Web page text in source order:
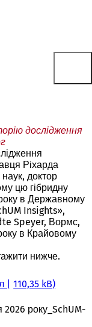
дослідження
Ріхарда
доктор
цю гібридну
в Державному
Insights»,
Speyer, Вормс,
в Крайовому
нижче.
110,35 kB
2026 року_SchUM-